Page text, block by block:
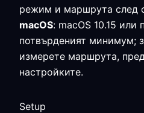
режим и маршрута след
macOS: macOS 10.15 или
потвърденият минимум;
измерете маршрута,
настройките.
Setup